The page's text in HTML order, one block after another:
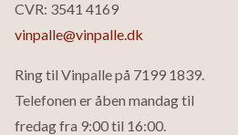
med stor frugtighed, blødhed og
struktur. Denne stil har rødder helt
smagsmæssigt har ligget tæt op ad den
producerer i dag
CVR: 3541 4169
vinpalle@vinpalle.dk
Ring til Vinpalle på 7199 1839
Telefonen er åben mandag til
fredag fra 9:00 til 16:00.